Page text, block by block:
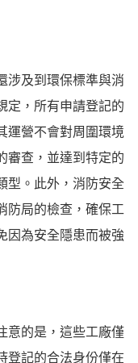
涉及到環保標準與消
定，所有申請登記的
運營不會對周圍環境
審查，並達到特定的
型。此外，消防安全
防局的檢查，確保工
因為安全隱患而被強
意的是，這些工廠僅
登記的合法身份僅在